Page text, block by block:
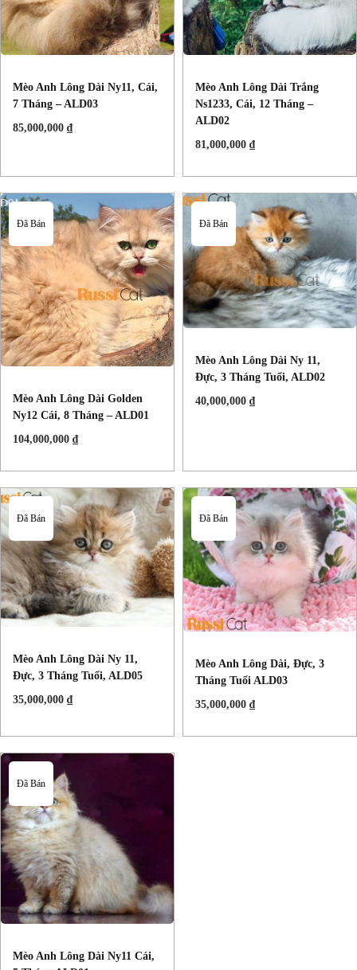
Mèo Anh Lông Dài Ny11, Cái,
7 Tháng – ALD03
85,000,000 ₫
Mèo Anh Lông Dài Trắng
Ns1233, Cái, 12 Tháng –
ALD02
81,000,000 ₫
Đã Bán
Mèo Anh Lông Dài Golden
Ny12 Cái, 8 Tháng – ALD01
104,000,000 ₫
Đã Bán
Mèo Anh Lông Dài Ny 11,
Đực, 3 Tháng Tuổi, ALD02
40,000,000 ₫
Đã Bán
Mèo Anh Lông Dài Ny 11,
Đực, 3 Tháng Tuổi, ALD05
35,000,000 ₫
Đã Bán
Mèo Anh Lông Dài, Đực, 3
Tháng Tuổi ALD03
35,000,000 ₫
Đã Bán
Mèo Anh Lông Dài Ny11 Cái,